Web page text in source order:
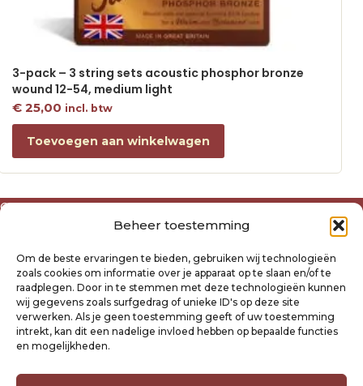
Beheer toestemming
Om de beste ervaringen te bieden, gebruiken wij technologieën
zoals cookies om informatie over je apparaat op te slaan en/of te
raadplegen. Door in te stemmen met deze technologieën kunnen
wij gegevens zoals surfgedrag of unieke ID's op deze site
verwerken. Als je geen toestemming geeft of uw toestemming
intrekt, kan dit een nadelige invloed hebben op bepaalde functies
en mogelijkheden.
3-pack – 3 string sets acoustic phosphor bronze
wound 12-54, medium light
€25,00 incl. btw
Toevoegen aan winkelwagen
Over ons
Algemene voorwaarden
Privacyverklaring Raysland
Cookiebeleid
Mijn account
Klantenservice
Verzending- en retourbeleid